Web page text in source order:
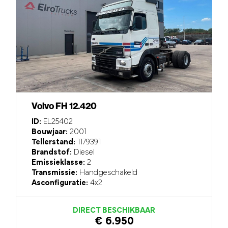
Volvo FH 12.420
ID: EL25402
Bouwjaar: 2001
Tellerstand: 1179391
Brandstof: Diesel
Emissieklasse: 2
Transmissie: Handgeschakeld
Asconfiguratie: 4x2
DIRECT BESCHIKBAAR
€ 6.950